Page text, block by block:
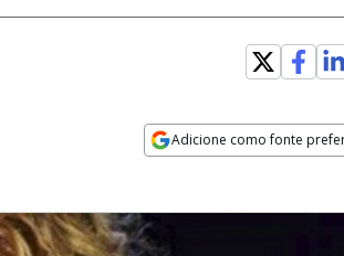
Adicione como fonte